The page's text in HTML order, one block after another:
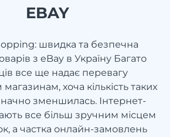
EBAY
швидка та безпечна
з eBay в Україну Багато
все ще надає перевагу
хоча кількість таких
зменшилась. Інтернет-
все більш зручним місцем
а частка онлайн-замовлень